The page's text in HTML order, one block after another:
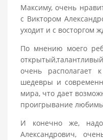
Максиму, очень
с Виктором
уходит и с восторгом
По мнению моего
очень располагает
шедевры и
мира, что дает
проигрывание
И конечно же,
Александрович,